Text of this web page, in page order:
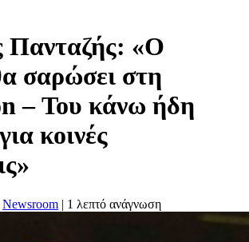
Πανταζής: «Ο
σαρώσει στη
– Του κάνω ήδη
κοινές
Newsroom | 1 λεπτό ανάγνωση